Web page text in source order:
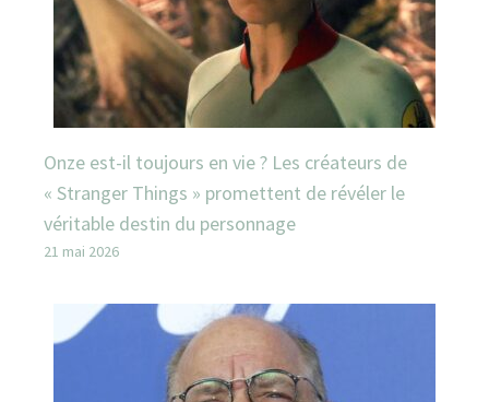
Onze est-il toujours en vie ? Les créateurs de
« Stranger Things » promettent de révéler le
véritable destin du personnage
21 mai 2026